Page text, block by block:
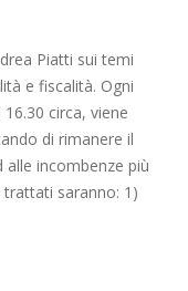
Piatti sui temi
e fiscalità. Ogni
circa, viene
di rimanere il
alle incombenze più
saranno: 1)